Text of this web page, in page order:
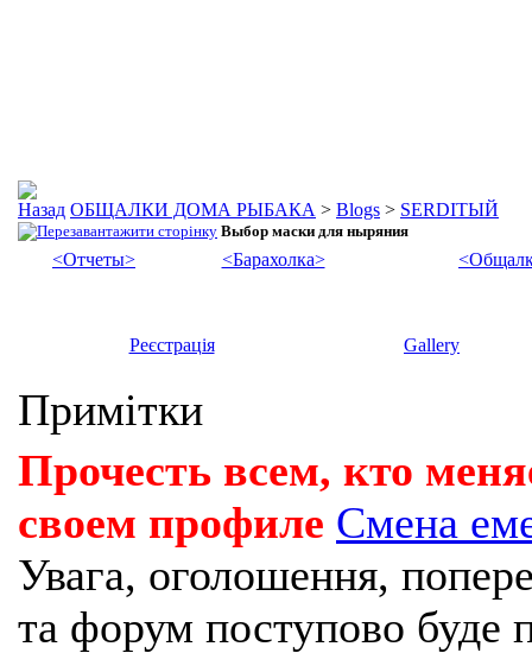
ОБЩАЛКИ ДОМА РЫБАКА > Blogs > SERDIТЫЙ
Выбор маски для ныряния
<Отчеты> <Барахолка>
Реєстрація Gallery
Примітки
Прочесть всем, кто
своем профиле Смена
Увага, оголошення,
та форум поступово буде